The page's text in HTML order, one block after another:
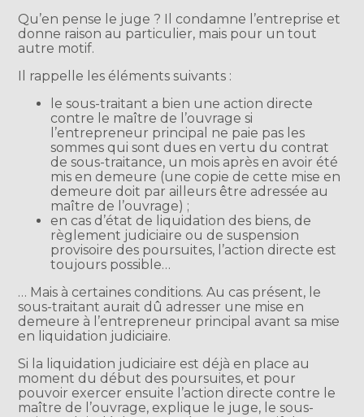
Qu’en pense le juge ? Il condamne l’entreprise et
donne raison au particulier, mais pour un tout
autre motif.
Il rappelle les éléments suivants :
le sous-traitant a bien une action directe
contre le maître de l’ouvrage si
l’entrepreneur principal ne paie pas les
sommes qui sont dues en vertu du contrat
de sous-traitance, un mois après en avoir été
mis en demeure (une copie de cette mise en
demeure doit par ailleurs être adressée au
maître de l’ouvrage) ;
en cas d’état de liquidation des biens, de
règlement judiciaire ou de suspension
provisoire des poursuites, l’action directe est
toujours possible…
… Mais à certaines conditions. Au cas présent, le
sous-traitant aurait dû adresser une mise en
demeure à l’entrepreneur principal avant sa mise
en liquidation judiciaire.
Si la liquidation judiciaire est déjà en place au
moment du début des poursuites, et pour
pouvoir exercer ensuite l’action directe contre le
maître de l’ouvrage, explique le juge, le sous-